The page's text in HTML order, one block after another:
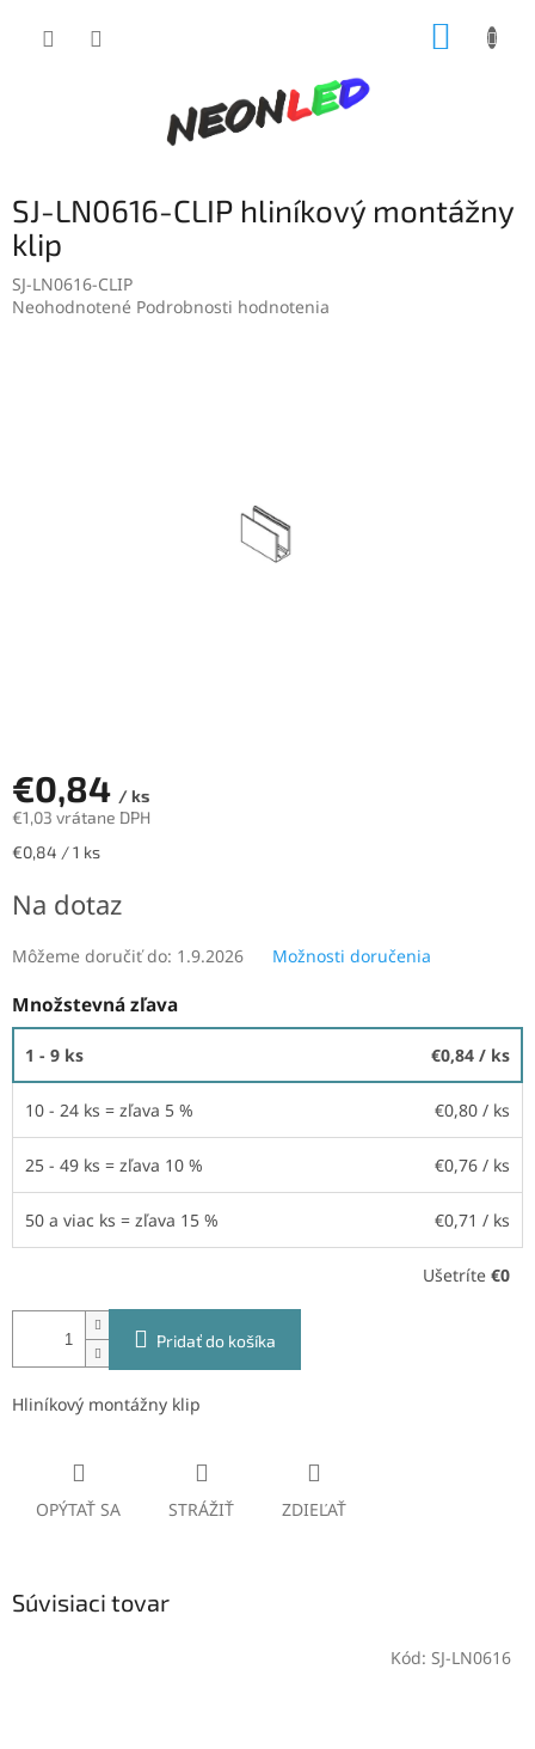
SJ-LN0616-CLIP hliníkový montážny
klip
SJ-LN0616-CLIP
Priemerné
Neohodnotené Podrobnosti hodnotenia
€0,84 / ks
€1,03 vrátane DPH
Jednotková
€0,84 / 1 ks
Na dotaz
Môžeme doručiť do: 1.9.2026 Možnosti doručenia
Množstevná zľava
1 - 9 ks €0,84 / ks
10 - 24 ks = zľava 5 % €0,80 / ks
25 - 49 ks = zľava 10 % €0,76 / ks
50 a viac ks = zľava 15 % €0,71 / ks
Ušetríte €0
Pridať do košíka
Hliníkový montážny klip
OPÝTAŤ SA STRÁŽIŤ ZDIEĽAŤ
Súvisiaci tovar
Kód: SJ-LN0616